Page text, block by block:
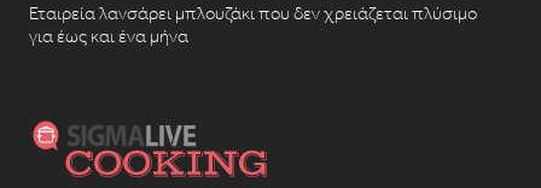
Εταιρεία λανσάρει μπλουζάκι που δεν χρειάζεται πλύσιμο
για έως και ένα μήνα